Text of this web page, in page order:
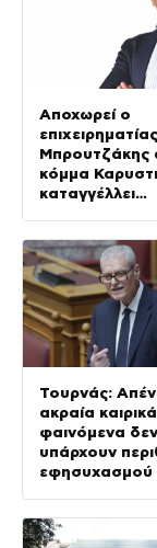
Αποχωρεί ο
Μπρουτζάκης
κόμμα
καταγγέλλει
Τουρνάς:
ακραία καιρικά
φαινόμενα δεν
υπάρχουν
εφησυχασμού
Αττικοβοιωτία